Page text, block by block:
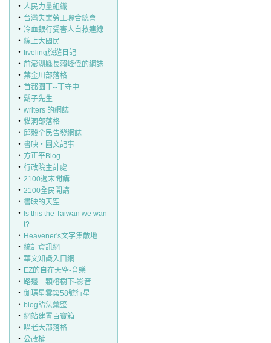
‧ 人民力量組織
‧ 台灣失業勞工聯合總會
‧ 冷血銀行受害人自救連線
‧ 線上大國民
‧ fiveling旅遊日記
‧ 前澎湖縣長賴峰偉的網誌
‧ 葉金川部落格
‧ 首都園丁--丁守中
‧ 鬍子先生
‧ writers 的網誌
‧ 貓洞部落格
‧ 邱毅全民告發網誌
‧ 書映‧圖文記事
‧ 方正平Blog
‧ 行政院主計處
‧ 2100週末開講
‧ 2100全民開講
‧ 書映的天空
‧ Is this the Taiwan we wan
t?
‧ Heavener's文字集散地
‧ 統計資訊網
‧ 華文知識入口網
‧ EZ的自在天空-音樂
‧ 路邊一顆榕樹下-影音
‧ 伽瑪星雲第58號行星
‧ blog語法彙整
‧ 網站建置百寶箱
‧ 喵老大部落格
‧ 公政權